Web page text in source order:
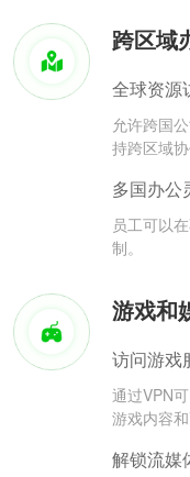
跨区域
全球资源
允许跨国
持跨区域协
多国办公
员工可以
制。
游戏和
访问游戏
通过VPN
游戏内容和
解锁流媒